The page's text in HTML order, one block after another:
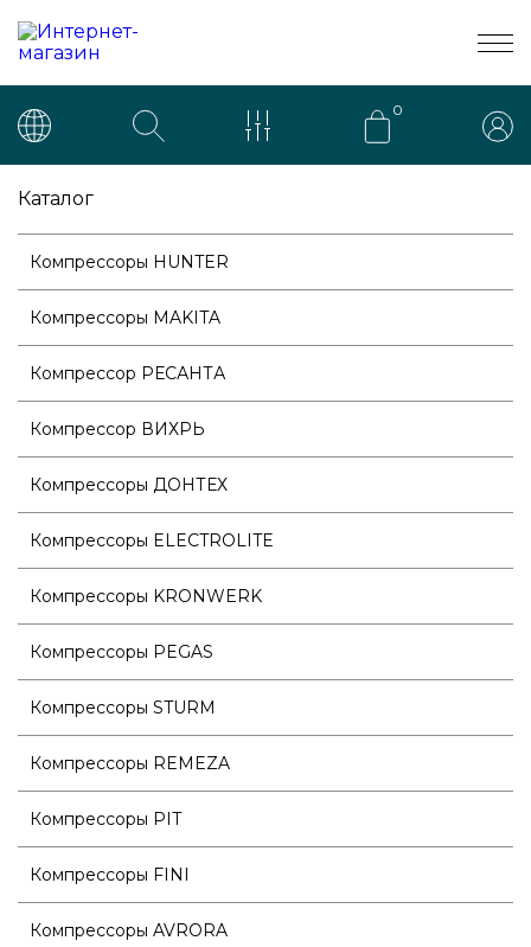
0
Каталог
Компрессоры HUNTER
Компрессоры MAKITA
Компрессор РЕСАНТА
Компрессор ВИХРЬ
Компрессоры ДОНТЕХ
Компрессоры ELECTROLITE
Компрессоры KRONWERK
Компрессоры PEGAS
Компрессоры STURM
Компрессоры REMEZA
Компрессоры PIT
Компрессоры FINI
Компрессоры AVRORA